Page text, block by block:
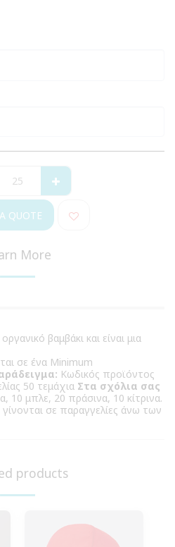
QUOTE
More
βαμβάκι και είναι μια
σε ένα Minimum
Κωδικός προϊόντος
50 τεμάχια Στα σχόλια σας
10 μπλε, 20 πράσινα, 10 κίτρινα.
σε παραγγελίες άνω των
products